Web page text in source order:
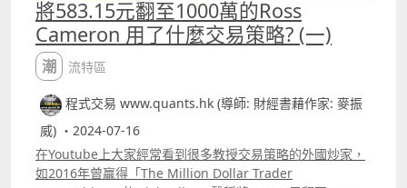
買，那你總共投資了10萬美元。但這100家公司中有98家公
司最後都破產，不過這並不重要，因為存活下來的2家公司
能把你的資產翻至350萬美元。若超過兩家公司能存活，你
能賺取的利潤會更多。 除了blog外，他還寫過兩本書，分別
是《Trade Like a Hedge Fund》及《Choose
Yourself》。圖二 《Trade Like a Hedge Fund》這本書在
2004年已出版，筆者就頗為喜歡，若中文版的名稱應該較多
人聽過，中文譯名為《20招成功交易策略》，書中他提及的
分析方法其實很值得參考。首先他認為交易策略應該簡單的
將583.15元翻至1000萬的Ross
Cameron 用了什麼交易策略? (一)
潮流特區
程式交易 www.quants.hk (導師: 財經書藉作家: 麥振
威) ・2024-07-16
在Youtube上大家經常看到很多教授交易策略的外國炒家，
如2016年曾贏得「The Million Dollar Trader